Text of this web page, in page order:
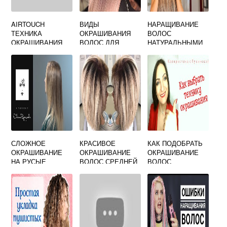
AIRTOUCH
ТЕХНИКА
ОКРАШИВАНИЯ
ВИДЫ
ОКРАШИВАНИЯ
ВОЛОС ДЛЯ
НАРАЩИВАНИЕ
ВОЛОС
НАТУРАЛЬНЫМИ
СЛОЖНОЕ
ОКРАШИВАНИЕ
НА РУСЫЕ
СРЕДНЕЙ
КРАСИВОЕ
ОКРАШИВАНИЕ
ВОЛОС СРЕДНЕЙ
КАК ПОДОБРАТЬ
ОКРАШИВАНИЕ
ВОЛОС